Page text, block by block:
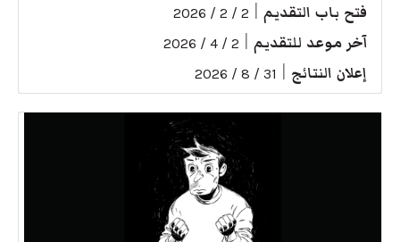
فتح باب التقديم 2 / 2 / 2026
آخر موعد للتقديم 2 / 4 / 2026
إعلان النتائج 31 / 8 / 2026